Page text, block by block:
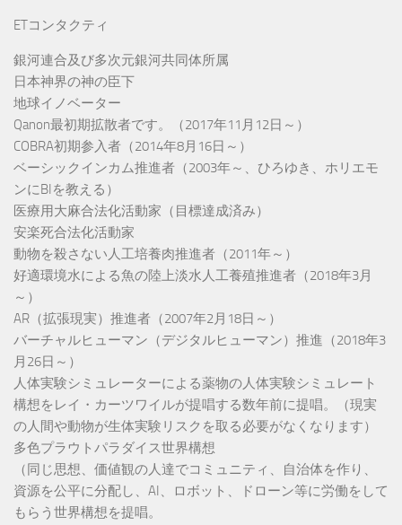
ETコンタクティ
銀河連合及び多次元銀河共同体所属
日本神界の神の臣下
地球イノベーター
Qanon最初期拡散者です。（2017年11月12日～）
COBRA初期参入者（2014年8月16日～）
ベーシックインカム推進者（2003年～、ひろゆき、ホリエモ
ンにBIを教える）
医療用大麻合法化活動家（目標達成済み）
安楽死合法化活動家
動物を殺さない人工培養肉推進者（2011年～）
好適環境水による魚の陸上淡水人工養殖推進者（2018年3月
～）
AR（拡張現実）推進者（2007年2月18日～）
バーチャルヒューマン（デジタルヒューマン）推進（2018年3
月26日～）
人体実験シミュレーターによる薬物の人体実験シミュレート
構想をレイ・カーツワイルが提唱する数年前に提唱。（現実
の人間や動物が生体実験リスクを取る必要がなくなります）
多色プラウトパラダイス世界構想
（同じ思想、価値観の人達でコミュニティ、自治体を作り、
資源を公平に分配し、AI、ロボット、ドローン等に労働をして
もらう世界構想を提唱。